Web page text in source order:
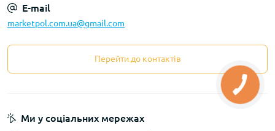
E-mail
marketpol.com.ua@gmail.com
Перейти до контактів
Ми у соціальних мережах